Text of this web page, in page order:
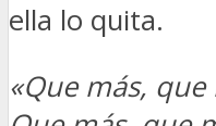
ella lo quita.
«Que más,